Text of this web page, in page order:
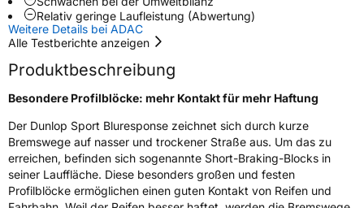
NasshaftungA
Rollgeräusch (dB)71
Fahrzeugklasse C1
3PMSF / Schneeflockensymbol / Alpine-SymbolNein
EisgripNein
Relativ geringe Laufleistung (Abwertung)
Weitere Details bei ADAC
Alle Testberichte anzeigen
Produktbeschreibung
Besondere Profilblöcke: mehr Kontakt für mehr Haftung
Der Dunlop Sport Bluresponse zeichnet sich durch kurze
Bremswege auf nasser und trockener Straße aus. Um das zu
erreichen, befinden sich sogenannte Short-Braking-Blocks in
seiner Lauffläche. Diese besonders großen und festen
Profilblöcke ermöglichen einen guten Kontakt von Reifen und